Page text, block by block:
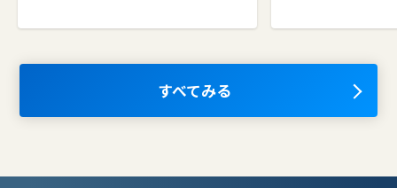
ム
離職防止ツー
すべてみる